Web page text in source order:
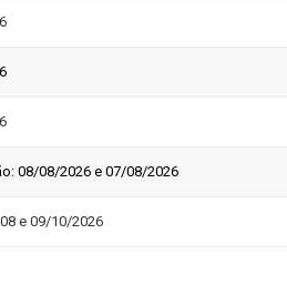
08/08/2026 e 07/08/2026
e 09/10/2026